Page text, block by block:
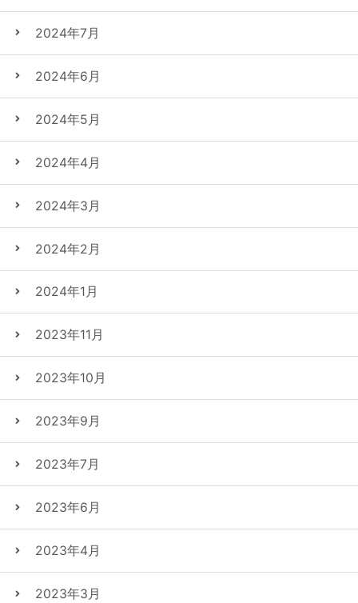
2024年7月
2024年6月
2024年5月
2024年4月
2024年3月
2024年2月
2024年1月
2023年11月
2023年10月
2023年9月
2023年7月
2023年6月
2023年4月
2023年3月